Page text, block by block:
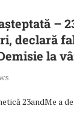
–
declară
la
23andMe a